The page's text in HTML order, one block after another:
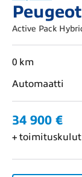
Active Pack
0 km
Automaatti
34 900 €
+ toimituskulut